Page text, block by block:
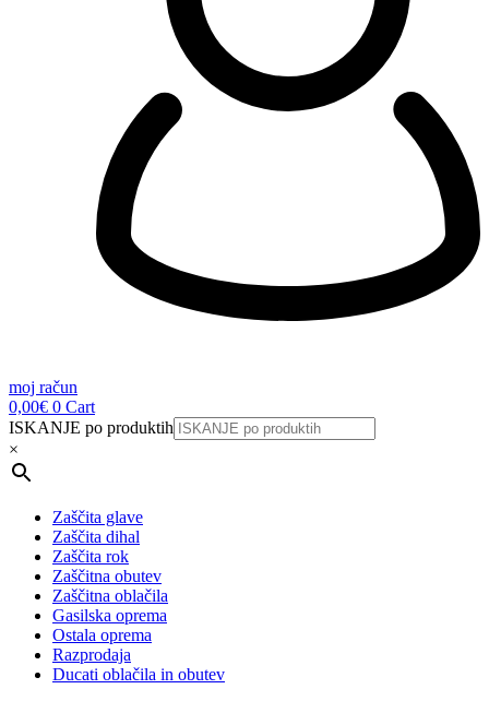
moj račun
0,00€ 0 Cart
ISKANJE po produktih
×
Zaščita glave
Zaščita dihal
Zaščita rok
Zaščitna obutev
Zaščitna oblačila
Gasilska oprema
Ostala oprema
Razprodaja
Ducati oblačila in obutev